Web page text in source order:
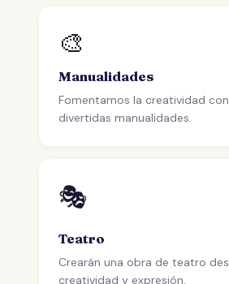
🎨
Manualidades
Fomentamos la creatividad
divertidas manualidades.
🎭
Teatro
Crearán una obra de teatro
creatividad y expresión.